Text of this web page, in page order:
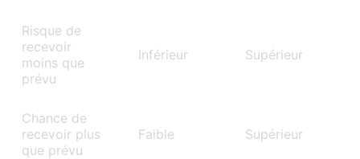
Risque de
recevoir
moins que
prévu
Inférieur Supérieur
Chance de
recevoir plus
que prévu
Faible Supérieur